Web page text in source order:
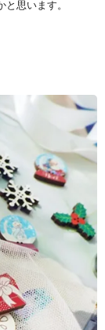
思います。